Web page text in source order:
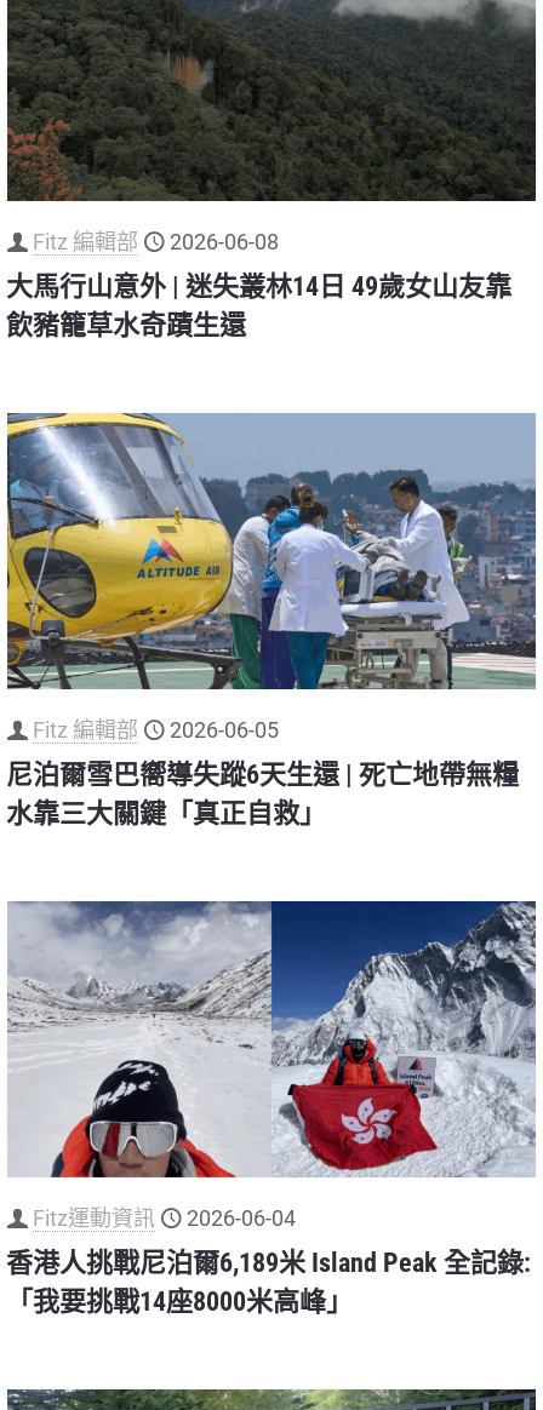
Fitz 編輯部 2026-06-08
大馬行山意外 | 迷失叢林14日 49歲女山友靠
飲豬籠草水奇蹟生還
Fitz 編輯部 2026-06-05
尼泊爾雪巴嚮導失蹤6天生還 | 死亡地帶無糧
水靠三大關鍵「真正自救」
Fitz運動資訊 2026-06-04
香港人挑戰尼泊爾6,189米 Island Peak 全記錄:
「我要挑戰14座8000米高峰」